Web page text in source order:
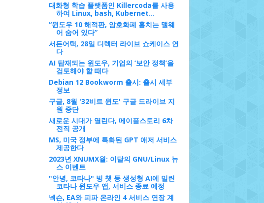
대화형 학습 플랫폼인 Killercoda를 사용
하여 Linux, bash, Kubernet...
“윈도우 10 해적판, 암호화폐 훔치는 맬웨
어 숨어 있다”
서든어택, 28일 디렉터 라이브 쇼케이스 연
다
AI 탑재되는 윈도우, 기업의 ‘보안 정책’을
검토해야 할 때다
Debian 12 Bookworm 출시: 출시 세부
정보
구글, 8월 '32비트 윈도' 구글 드라이브 지
원 중단
새로운 시대가 열린다, 메이플스토리 6차
전직 공개
MS, 미국 정부에 특화된 GPT 애저 서비스
제공한다
2023년 XNUMX월: 이달의 GNU/Linux 뉴
스 이벤트
"안녕, 코타나" 빙 챗 등 생성형 AI에 밀린
코타나 윈도우 앱, 서비스 종료 예정
넥슨, EA와 피파 온라인 4 서비스 연장 계